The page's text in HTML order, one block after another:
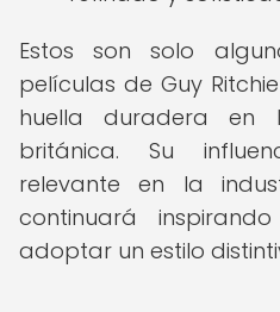
Estos son solo
películas de Guy
huella duradera en
británica. Su
relevante en la
continuará
adoptar un estilo